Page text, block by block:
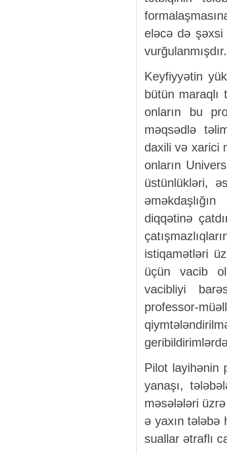
eləcə də şəxsi
Keyfiyyətin
bütün maraqlı
onların bu
məqsədlə
daxili və xarici
onların
üstünlükləri,
diqqətinə
istiqamətləri
üçün vacib
vacibliyi
professor-
Pilot layihənin
yanaşı,
məsələləri
ə yaxın tələbə
suallar ətraflı